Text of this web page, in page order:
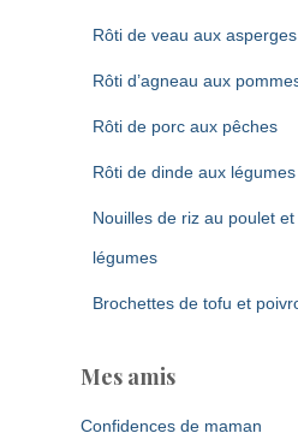
Rôti de veau aux asperges
Rôti d’agneau aux
Rôti de porc aux pêches
Rôti de dinde aux
Nouilles de riz au poulet et
légumes
Brochettes de tofu et
Mes amis
Confidences de maman